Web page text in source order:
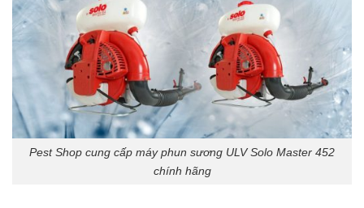
Pest Shop cung cấp máy phun sương ULV Solo Master 452
chính hãng